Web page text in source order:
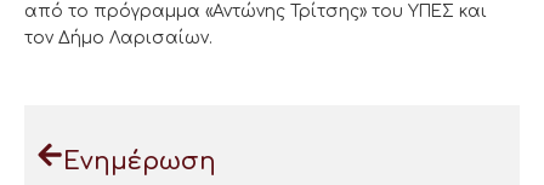
από το πρόγραμμα «Αντώνης Τρίτσης» του ΥΠΕΣ και
τον Δήμο Λαρισαίων.
Ενημέρωση